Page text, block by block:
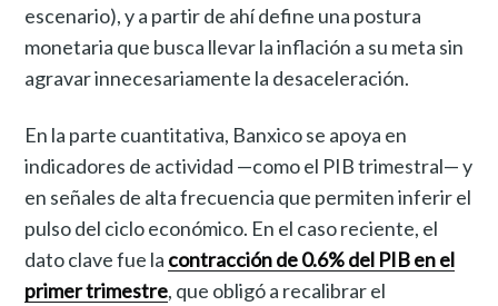
escenario), y a partir de ahí define una postura
monetaria que busca llevar la inflación a su meta sin
agravar innecesariamente la desaceleración.
En la parte cuantitativa, Banxico se apoya en
indicadores de actividad —como el PIB trimestral— y
en señales de alta frecuencia que permiten inferir el
pulso del ciclo económico. En el caso reciente, el
dato clave fue la contracción de 0.6% del PIB en el
primer trimestre, que obligó a recalibrar el